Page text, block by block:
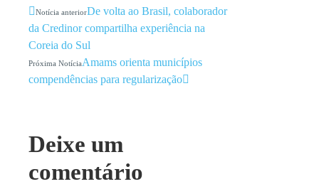
Notícia anteriorDe volta ao Brasil, colaborador
da Credinor compartilha experiência na
Coreia do Sul
Próxima NotíciaAmams orienta municípios
compendências para regularização
Deixe um
comentário